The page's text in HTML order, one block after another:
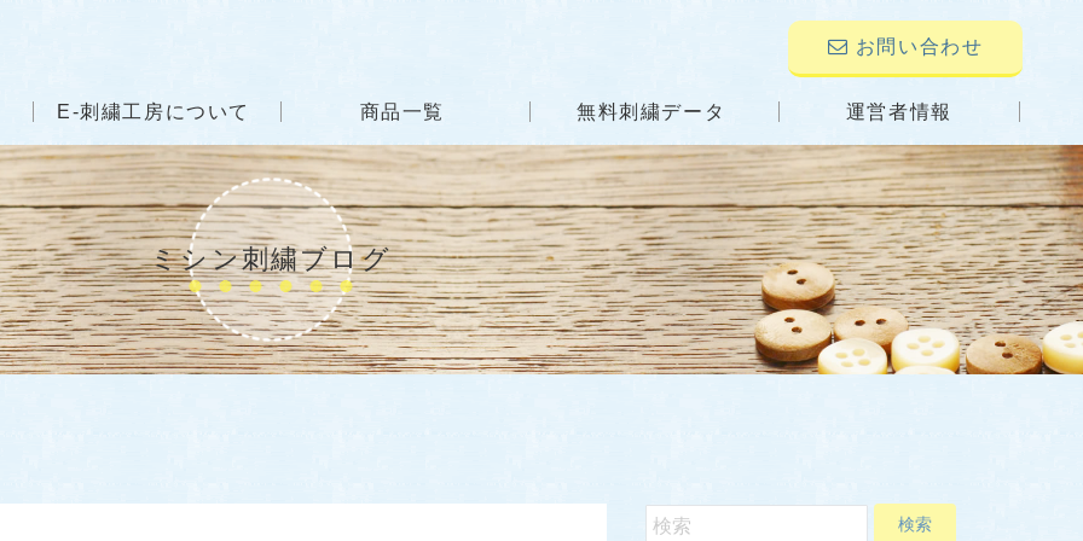
お問い合わせ
E-刺繍工房について 商品一覧 無料刺繍データ 運営者情報
ミシン刺繍ブログ